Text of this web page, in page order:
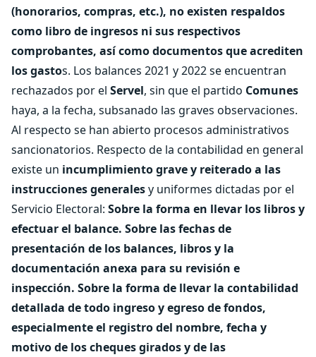
(honorarios, compras, etc.), no existen respaldos
como libro de ingresos ni sus respectivos
comprobantes, así como documentos que acrediten
los gastos. Los balances 2021 y 2022 se encuentran
rechazados por el Servel, sin que el partido Comunes
haya, a la fecha, subsanado las graves observaciones.
Al respecto se han abierto procesos administrativos
sancionatorios. Respecto de la contabilidad en general
existe un incumplimiento grave y reiterado a las
instrucciones generalesy uniformes dictadas por el
Servicio Electoral: Sobre la forma en llevar los libros y
efectuar el balance. Sobre las fechas de
presentación de los balances, libros y la
documentación anexa para su revisión e
inspección. Sobre la forma de llevar la contabilidad
detallada de todo ingreso y egreso de fondos,
especialmente el registro del nombre, fecha y
motivo de los cheques girados y de las